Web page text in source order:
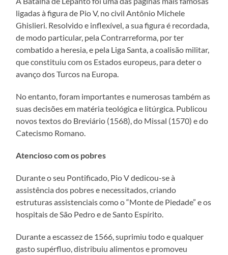
ligadas à figura de Pio V, no civil Antônio Michele
Ghislieri. Resolvido e inflexível, a sua figura é recordada,
de modo particular, pela Contrarreforma, por ter
combatido a heresia, e pela Liga Santa, a coalisão militar,
que constituiu com os Estados europeus, para deter o
avanço dos Turcos na Europa.
No entanto, foram importantes e numerosas também as
suas decisões em matéria teológica e litúrgica. Publicou
novos textos do Breviário (1568), do Missal (1570) e do
Catecismo Romano.
Atencioso com os pobres
Durante o seu Pontificado, Pio V dedicou-se à
assistência dos pobres e necessitados, criando
estruturas assistenciais como o “Monte de Piedade” e os
hospitais de São Pedro e de Santo Espírito.
Durante a escassez de 1566, suprimiu todo e qualquer
gasto supérfluo, distribuiu alimentos e promoveu